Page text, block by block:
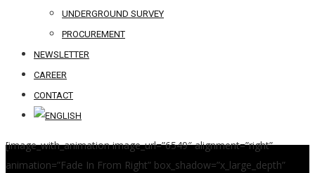
UNDERGROUND SURVEY
PROCUREMENT
NEWSLETTER
CAREER
CONTACT
[image_with_animation image_url=”6549″ alignment=”right”
animation=”Fade In From Right” box_shadow=”x_large_depth”